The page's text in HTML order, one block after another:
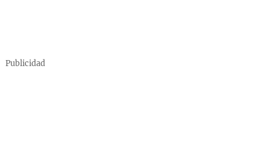
Publicidad